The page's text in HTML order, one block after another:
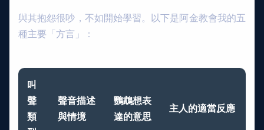
與其抱怨很吵，不如開始學習。以下是阿金教會我的五
種主要「方言」：
叫
聲
類
聲音描述
與情境
鸚鵡想表
達的意思
主人的適當反應